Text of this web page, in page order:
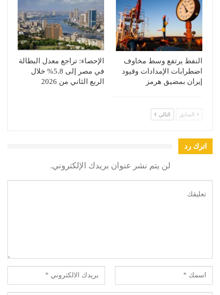
النفط يرتفع وسط مخاوف
اضطرابات الإمدادات وقيود
إيران بمضيق هرمز
الإحصاء: تراجع معدل البطالة
في مصر إلى 5.8% خلال
الربع الثاني من 2026
السابق التالي
اترك رد
لن يتم نشر عنوان بريدك الإلكتروني.